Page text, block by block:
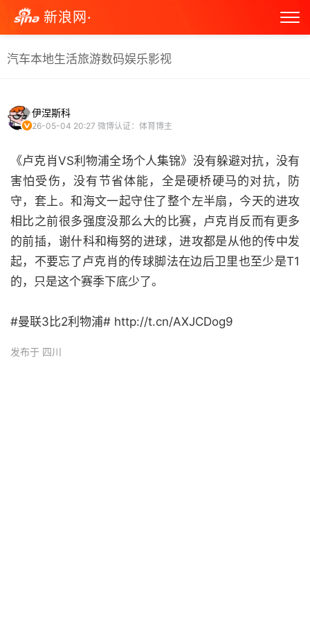
新浪网·
汽车本地生活旅游数码娱乐影视
伊涅斯科
26-05-04 20:27 微博认证：体育博主
《卢克肖VS利物浦全场个人集锦》没有躲避对抗，没有
害怕受伤，没有节省体能，全是硬桥硬马的对抗，防
守，套上。和海文一起守住了整个左半扇，今天的进攻
相比之前很多强度没那么大的比赛，卢克肖反而有更多
的前插，谢什科和梅努的进球，进攻都是从他的传中发
起，不要忘了卢克肖的传球脚法在边后卫里也至少是T1
的，只是这个赛季下底少了。
#曼联3比2利物浦# http://t.cn/AXJCDog9
发布于 四川